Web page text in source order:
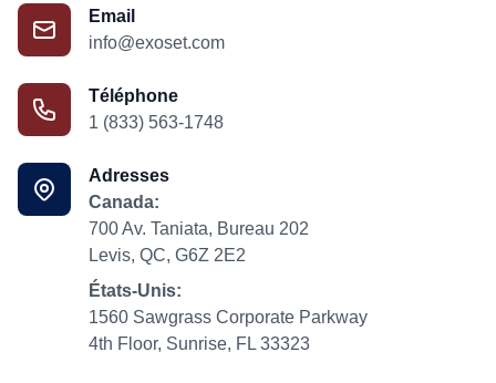
Email
info@exoset.com
Téléphone
1 (833) 563-1748
Adresses
Canada:
700 Av. Taniata, Bureau 202
Levis, QC, G6Z 2E2
États-Unis:
1560 Sawgrass Corporate Parkway
4th Floor, Sunrise, FL 33323